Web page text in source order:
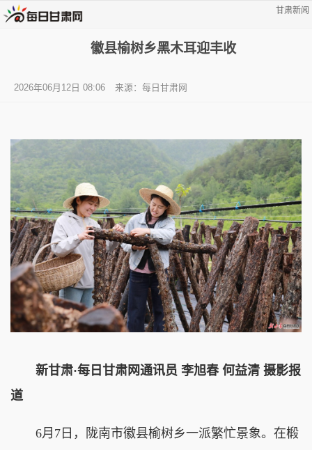
甘肃新闻
徽县榆树乡黑木耳迎丰收
2026年06月12日 08:06 来源：每日甘肃网
新甘肃·每日甘肃网通讯员 李旭春 何益清 摄影报
道
6月7日，陇南市徽县榆树乡一派繁忙景象。在椴